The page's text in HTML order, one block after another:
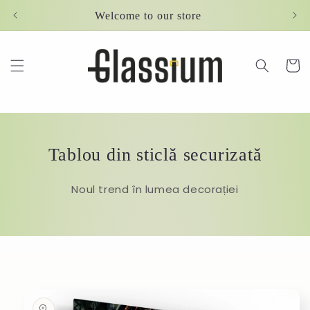
Welcome to our store
Cart
Tablou din sticlă securizată
Noul trend în lumea decorației